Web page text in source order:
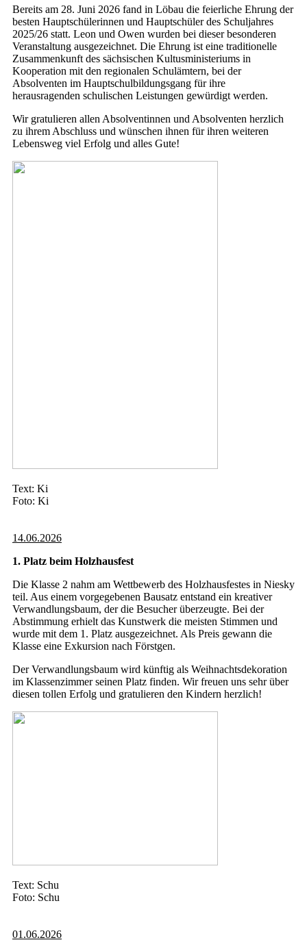
Bereits am 28. Juni 2026 fand in Löbau die feierliche Ehrung der
besten Hauptschülerinnen und Hauptschüler des Schuljahres
2025/26 statt. Leon und Owen wurden bei dieser besonderen
Veranstaltung ausgezeichnet. Die Ehrung ist eine traditionelle
Zusammenkunft des sächsischen Kultusministeriums in
Kooperation mit den regionalen Schulämtern, bei der
Absolventen im Hauptschulbildungsgang für ihre
herausragenden schulischen Leistungen gewürdigt werden.
Wir gratulieren allen Absolventinnen und Absolventen herzlich
zu ihrem Abschluss und wünschen ihnen für ihren weiteren
Lebensweg viel Erfolg und alles Gute!
Text: Ki
Foto: Ki
14.06.2026
1. Platz beim Holzhausfest
Die Klasse 2 nahm am Wettbewerb des Holzhausfestes in Niesky
teil. Aus einem vorgegebenen Bausatz entstand ein kreativer
Verwandlungsbaum, der die Besucher überzeugte. Bei der
Abstimmung erhielt das Kunstwerk die meisten Stimmen und
wurde mit dem 1. Platz ausgezeichnet. Als Preis gewann die
Klasse eine Exkursion nach Förstgen.
Der Verwandlungsbaum wird künftig als Weihnachtsdekoration
im Klassenzimmer seinen Platz finden. Wir freuen uns sehr über
diesen tollen Erfolg und gratulieren den Kindern herzlich!
Text: Schu
Foto: Schu
01.06.2026